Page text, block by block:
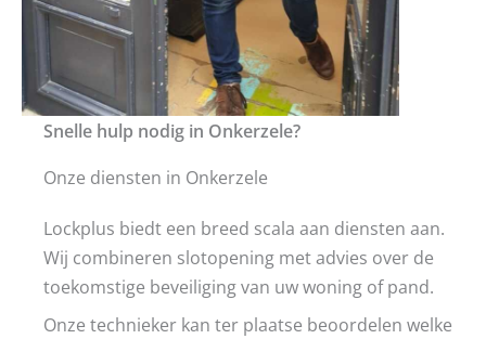
Snelle hulp nodig in Onkerzele?
Onze diensten in Onkerzele
Lockplus biedt een breed scala aan diensten aan.
Wij combineren slotopening met advies over de
toekomstige beveiliging van uw woning of pand.
Onze technieker kan ter plaatse beoordelen welke